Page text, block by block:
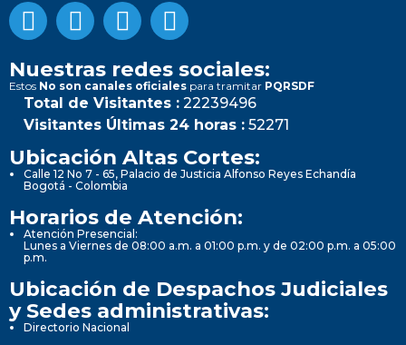
Nuestras redes sociales:
Estos No son canales oficiales para tramitar PQRSDF
Total de Visitantes : 22239496
Visitantes Últimas 24 horas : 52271
Ubicación Altas Cortes:
Calle 12 No 7 - 65, Palacio de Justicia Alfonso Reyes Echandía
Bogotá - Colombia
Horarios de Atención:
Atención Presencial:
Lunes a Viernes de 08:00 a.m. a 01:00 p.m. y de 02:00 p.m. a 05:00
p.m.
Ubicación de Despachos Judiciales
y Sedes administrativas:
Directorio Nacional